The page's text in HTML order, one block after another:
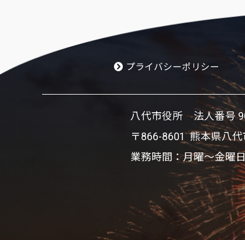
プライバシーポリシー
八
業務時間：月曜～金曜